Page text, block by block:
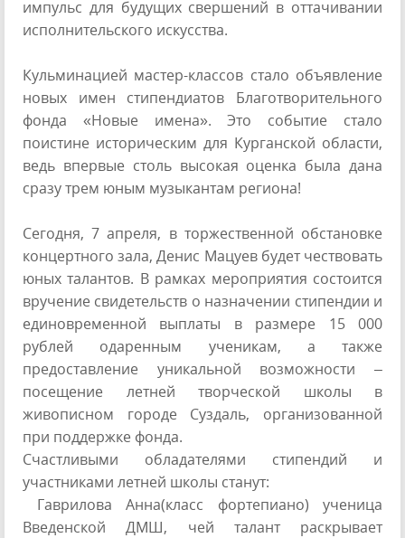
импульс для будущих свершений в оттачивании
исполнительского искусства.
Кульминацией мастер-классов стало объявление
новых имен стипендиатов Благотворительного
фонда «Новые имена». Это событие стало
поистине историческим для Курганской области,
ведь впервые столь высокая оценка была дана
сразу трем юным музыкантам региона!
Сегодня, 7 апреля, в торжественной обстановке
концертного зала, Денис Мацуев будет чествовать
юных талантов. В рамках мероприятия состоится
вручение свидетельств о назначении стипендии и
единовременной выплаты в размере 15 000
рублей одаренным ученикам, а также
предоставление уникальной возможности –
посещение летней творческой школы в
живописном городе Суздаль, организованной
при поддержке фонда.
Счастливыми обладателями стипендий и
участниками летней школы станут:
Гаврилова Анна(класс фортепиано) ученица
Введенской ДМШ, чей талант раскрывает